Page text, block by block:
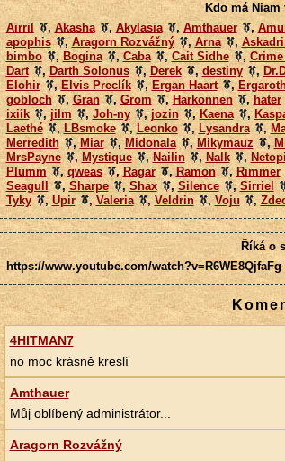
Kdo má Niam
Airril
, Akasha , Akylasia , Amthauer ,
apophis
, Aragorn Rozvážný , Arna ,
bimbo
, Bogina ,Caba , Cait Sidhe ,
Dart
, Darth Solonus , Derek , destiny ,
Elohir
,Elvis Preclík , Ergan Haart ,
gobloch
, Gran , Grom , Harkonnen , hater
ixiik
, jilm , Joh-ny , jozin , Kaena ,
Laethé
,LBsmoke ,Leonko , Lysandra ,
Merredith
,Miar , Midonala , Mikymauz ,
MrsPayne
, Mystique , Nailin , Nalk ,
Plumm
, qweas , Ragar , Ramon , Rimmer
Seagull
, Sharpe , Shax , Silence ,Sirriel
Tyky
, Upir ,Valeria , Veldrin , Voju ,
Říká o
https://www.youtube.com/watch?v=R6WE8QjfaFg
4HITMAN7
no moc krásně kreslí
Amthauer
Můj oblíbený administrátor...
Aragorn Rozvážný